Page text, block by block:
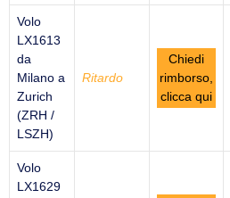
Volo
LX1613
da
Milano a
Zurich
(ZRH /
LSZH)
Ritardo
Chiedi
rimborso,
clicca qui
Volo
LX1629